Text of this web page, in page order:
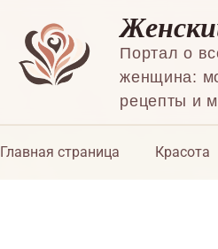
Портал о
женщина:
рецепты и
Главная страница Красота